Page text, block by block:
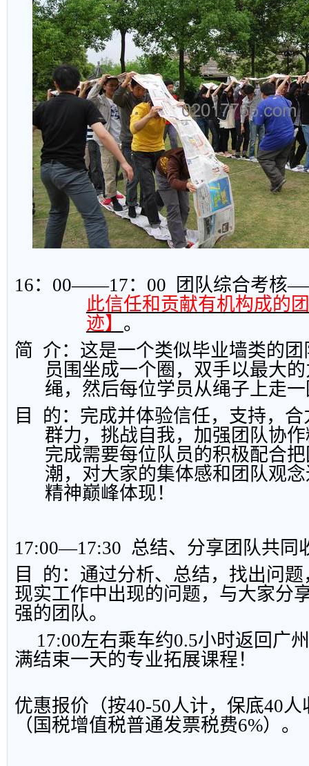
16： 00——17： 00
团队综合考核
此信任和贡献有机构成的
迹】 。
简 介：这是一个类似毕业墙类的
员围坐成一个圈，双手以最大
绳，然后每位学员从绳子上走
目
的：完成并体验信任，支持，
群力，挑战自我，加强团队协
完成需要每位队员的积极配合
潮，对大家的集体感和团队观
精神巅峰体现！
17:00—17:30 总结、分享团队共同
目
的：通过分析、总结，找出问
现实工作中出现的问题，与大家分
强的团队。
17:00左右乘车约0.5小时返回广
满结束一天的专业拓展课程！
优惠报价（按40-50人计，保底40人
（国税增值税普通发票税费6%）。